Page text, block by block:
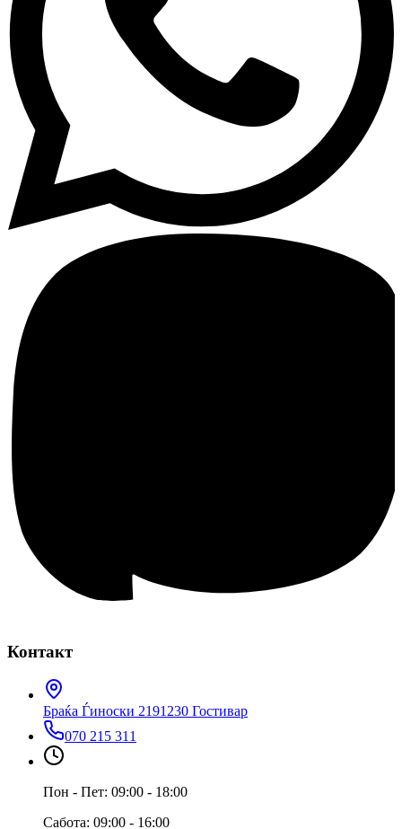
Контакт
Браќа Ѓиноски 2191230 Гостивар
070 215 311
Пон - Пет: 09:00 - 18:00
Сабота: 09:00 - 16:00